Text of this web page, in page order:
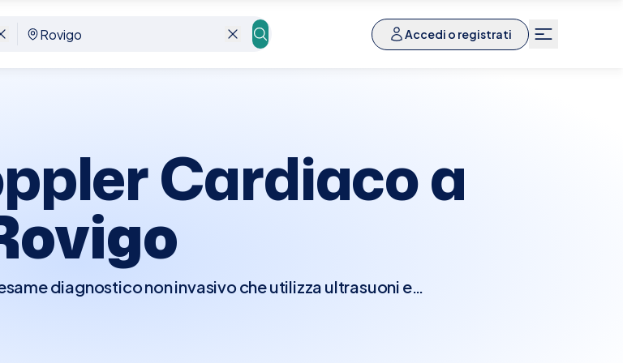
Accedi o registrati
Cardiaco a
diagnostico non invasivo che utilizza ultrasuoni e